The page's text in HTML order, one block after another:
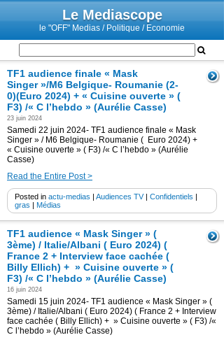
Le Mediascope
le "OFF" Medias / Politique / Economie
TF1 audience finale « Mask
Singer »/M6 Belgique- Roumanie (2-
0)(Euro 2024) + « Cuisine ouverte » (
F3) /« C l’hebdo » (Aurélie Casse)
23 juin 2024
Samedi 22 juin 2024- TF1 audience finale « Mask
Singer » / M6 Belgique- Roumanie ( Euro 2024) +
« Cuisine ouverte » ( F3) /« C l’hebdo » (Aurélie
Casse)
Read the Entire Post >
Posted in actu-medias | Audiences TV| Confidentiels |
gras | Médias
TF1 audience « Mask Singer » (
3ème) / Italie/Albani ( Euro 2024) (
France 2 + Interview face cachée (
Billy Ellich) + » Cuisine ouverte » (
F3) /« C l’hebdo » (Aurélie Casse)
16 juin 2024
Samedi 15 juin 2024- TF1 audience « Mask Singer » (
3ème) / Italie/Albani ( Euro 2024) ( France 2 + Interview
face cachée ( Billy Ellich) + » Cuisine ouverte » ( F3) /«
C l’hebdo » (Aurélie Casse)